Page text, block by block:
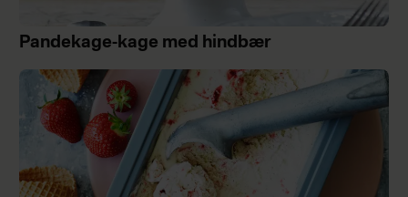
Pandekage-kage med hindbær